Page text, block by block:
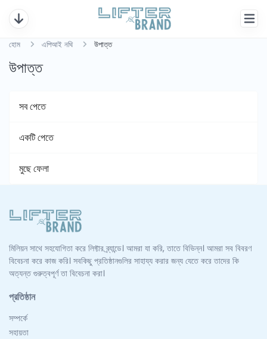
হোম এপিআই নথি উপাত্ত
উপাত্ত
সব পেতে
একটি পেতে
মুছে ফেলা
মিলিয়ন সাথে সহযোগিতা করে লিফ্টার ব্র্যান্ডে। আমরা যা করি, তাতে বিভিন্ন। আমরা সব বিবরণ
বিবেচনা করে কাজ করি। সবকিছু প্রতিষ্ঠানগুলির সাহায্য করার জন্য যেতে করে তাদের কি
অত্যন্ত গুরুত্বপূর্ণ তা বিবেচনা করা।
প্রতিষ্ঠান
সম্পর্কে
সহায়তা